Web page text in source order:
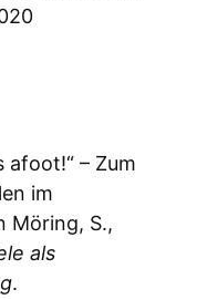
afoot!“ – Zum
im
Möring, S.,
als
.